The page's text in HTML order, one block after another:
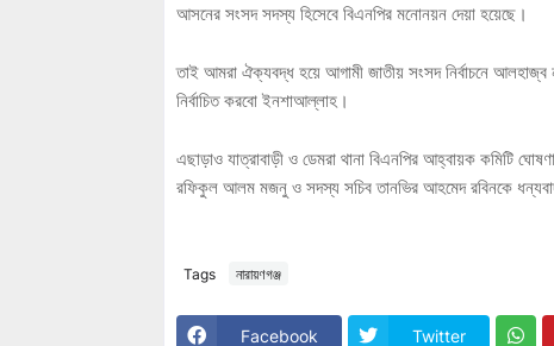
আসনের সংসদ সদস্য হিসেবে বিএনপির মনোনয়ন দেয়া হয়েছে।
তাই আমরা ঐক্যবদ্ধ হয়ে আগামী জাতীয় সংসদ নির্বাচনে
নির্বাচিত করবো ইনশাআল্লাহ।
এছাড়াও যাত্রাবাড়ী ও ডেমরা থানা বিএনপির আহ্বায়ক কমিটি
রফিকুল আলম মজনু ও সদস্য সচিব তানভির আহমেদ রবিনকে
Tags নারায়ণগঞ্জ
Facebook Twitter